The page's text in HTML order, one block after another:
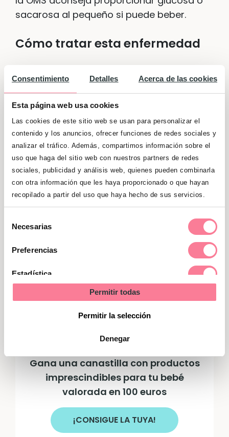
Consentimiento Detalles Acerca de las cookies
Esta página web usa cookies
Las cookies de este sitio web se usan para personalizar el
contenido y los anuncios, ofrecer funciones de redes sociales y
analizar el tráfico. Además, compartimos información sobre el
uso que haga del sitio web con nuestros partners de redes
sociales, publicidad y análisis web, quienes pueden combinarla
con otra información que les haya proporcionado o que hayan
recopilado a partir del uso que haya hecho de sus servicios.
Necesarias
Preferencias
Estadística
Permitir todas
Permitir la selección
Denegar
sacarosa al pequeño si puede beber.
Cómo tratar esta enfermedad
dolencia, por lo que especialistas como
los de la Facultad de Medicina de la
Universidad de Chicago
aconsejan acudir
al médico de manera inmediata. El
tratamiento se prescribirá en función del
historial y el estado de salud del niño, así
como del grado de hipoglucemia que
presente, entre otros factores.
El remedio puede abarcar desde la
fuente de glucosa
(por ejemplo, mediante la leche) de efecto
rápido al tratamiento por vía intravenosa.
Aunque los indicios que muestra el bebé
mejoren, es esencial que
permanezca
vigiladodurante el tiempo que crea
conveniente el especialista.
Gana una canastilla con productos
imprescindibles para tu bebé
valorada en 100 euros
¡CONSIGUE LA TUYA!